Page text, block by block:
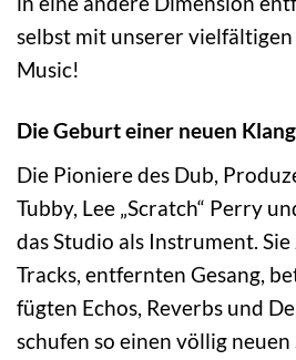
selbst mit unserer vielfältigen
Music!
Die Geburt einer neuen
Die Pioniere des Dub,
Tubby, Lee „Scratch“ Perry
das Studio als Instrument.
Tracks, entfernten Gesang,
fügten Echos, Reverbs und
schufen so einen völlig neuen